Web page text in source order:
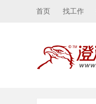
首页 找工作